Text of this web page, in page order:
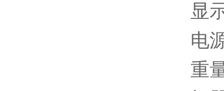
显
电
重